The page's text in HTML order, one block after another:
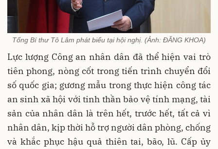
Tổng Bí thư Tô Lâm phát biểu tại hội nghị. (Ảnh: ĐĂNG KHOA)
Lực lượng Công an nhân dân đã thể hiện vai trò
tiên phong, nòng cốt trong tiến trình chuyển đổi
số quốc gia; gương mẫu trong thực hiện công tác
an sinh xã hội với tinh thần bảo vệ tính mạng, tài
sản của nhân dân là trên hết, trước hết, tất cả vì
nhân dân, kịp thời hỗ trợ người dân phòng, chống
và khắc phục hậu quả thiên tai, bão, lũ. Cấp ủy